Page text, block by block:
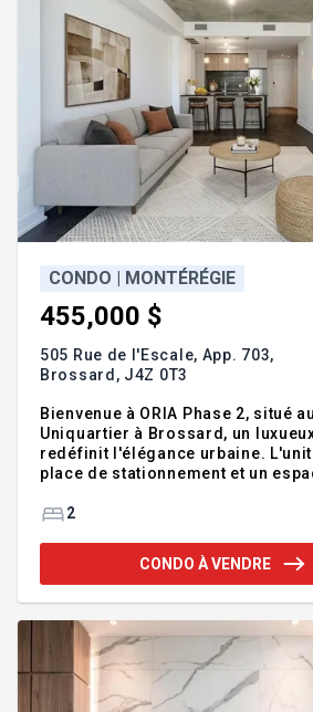
CONDO | MONTÉRÉGIE
455,000 $
505 Rue de l'Escale, App. 703,
Brossard, J4Z 0T3
Bienvenue à ORIA Phase 2, situé
Uniquartier à Brossard, un
redéfinit l'élégance urbaine.
place de stationnement et un
salle de sport entièrement
panoramique. À 5 minutes à pied
et à 15 minutes du centre-ville de
quartier Dix30. Addenda
2
CONDO À VENDRE